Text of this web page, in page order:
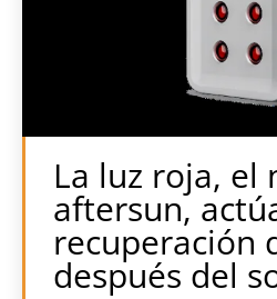
La luz roja, el
aftersun,
recuperación
después del